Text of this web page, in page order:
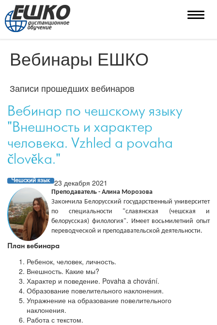
Toggle
Вебинары ЕШКО
Записи прошедших вебинаров
Вебинар по чешскому языку
"Внешность и характер
человека. Vzhled a povaha
člověka."
Чешский язык 23 декабря 2021
Преподаватель - Алина Морозова
Закончила Белорусский государственный университет
по специальности "славянская (чешская и
белорусская) филология". Имеет восьмилетний опыт
переводческой и преподавательской деятельности.
План вебинара
Ребенок, человек, личность.
Внешность. Какие мы?
Характер и поведение. Povaha a chování.
Образование повелительного наклонения.
Упражнение на образование повелительного
наклонения.
Работа с текстом.